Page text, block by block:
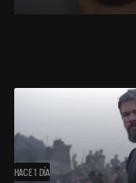
HACE 1 DÍA